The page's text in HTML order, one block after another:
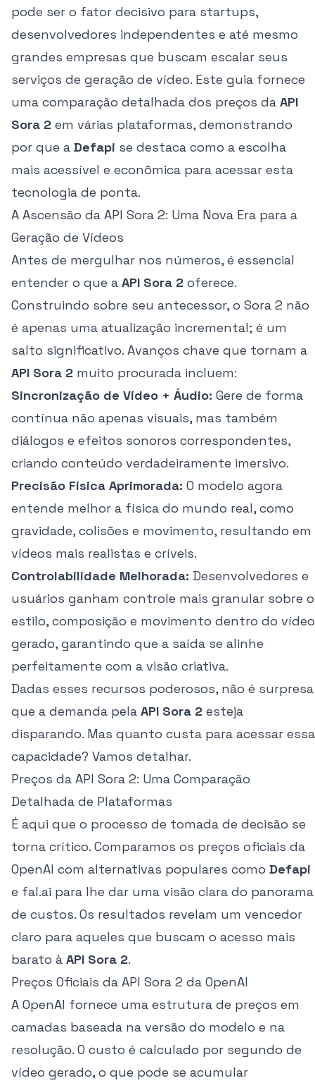
pode ser o fator decisivo para startups,
desenvolvedores independentes e até mesmo
grandes empresas que buscam escalar seus
serviços de geração de vídeo. Este guia fornece
uma comparação detalhada dos preços da API
Sora 2 em várias plataformas, demonstrando
por que a Defapi se destaca como a escolha
mais acessível e econômica para acessar esta
tecnologia de ponta.
A Ascensão da API Sora 2: Uma Nova Era para a
Geração de Vídeos
Antes de mergulhar nos números, é essencial
entender o que a API Sora 2 oferece.
Construindo sobre seu antecessor, o Sora 2 não
é apenas uma atualização incremental; é um
salto significativo. Avanços chave que tornam a
API Sora 2 muito procurada incluem:
Sincronização de Vídeo + Áudio: Gere de forma
contínua não apenas visuais, mas também
diálogos e efeitos sonoros correspondentes,
criando conteúdo verdadeiramente imersivo.
Precisão Física Aprimorada: O modelo agora
entende melhor a física do mundo real, como
gravidade, colisões e movimento, resultando em
vídeos mais realistas e críveis.
Controlabilidade Melhorada: Desenvolvedores e
usuários ganham controle mais granular sobre o
estilo, composição e movimento dentro do vídeo
gerado, garantindo que a saída se alinhe
perfeitamente com a visão criativa.
Dadas esses recursos poderosos, não é surpresa
que a demanda pela API Sora 2 esteja
disparando. Mas quanto custa para acessar essa
capacidade? Vamos detalhar.
Preços da API Sora 2: Uma Comparação
Detalhada de Plataformas
É aqui que o processo de tomada de decisão se
torna crítico. Comparamos os preços oficiais da
OpenAI com alternativas populares como Defapi
e fal.ai para lhe dar uma visão clara do panorama
de custos. Os resultados revelam um vencedor
claro para aqueles que buscam o acesso mais
barato à API Sora 2.
Preços Oficiais da API Sora 2 da OpenAI
A OpenAI fornece uma estrutura de preços em
camadas baseada na versão do modelo e na
resolução. O custo é calculado por segundo de
vídeo gerado, o que pode se acumular